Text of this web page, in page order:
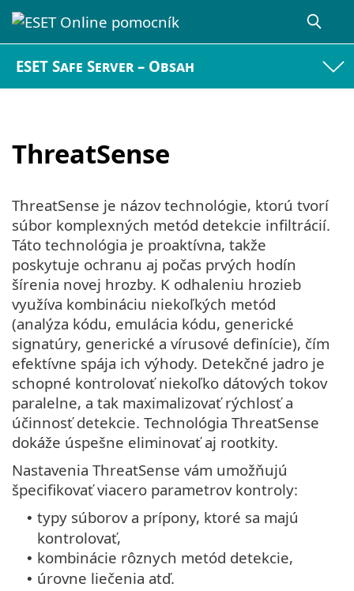
ESET Safe Server – Obsah
ThreatSense
ThreatSense je názov technológie, ktorú tvorí
súbor komplexných metód detekcie infiltrácií.
Táto technológia je proaktívna, takže
poskytuje ochranu aj počas prvých hodín
šírenia novej hrozby. K odhaleniu hrozieb
využíva kombináciu niekoľkých metód
(analýza kódu, emulácia kódu, generické
signatúry, generické a vírusové definície), čím
efektívne spája ich výhody. Detekčné jadro je
schopné kontrolovať niekoľko dátových tokov
paralelne, a tak maximalizovať rýchlosť a
účinnosť detekcie. Technológia ThreatSense
dokáže úspešne eliminovať aj rootkity.
Nastavenia ThreatSense vám umožňujú
špecifikovať viacero parametrov kontroly:
• typy súborov a prípony, ktoré sa majú
kontrolovať,
• kombinácie rôznych metód detekcie,
• úrovne liečenia atď.